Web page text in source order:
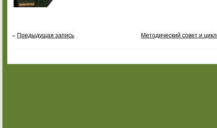
« Предыдущая запись Методический совет и